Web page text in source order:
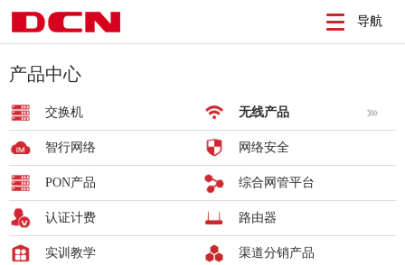
导航
产品中心
交换机 无线产品
智行网络 网络安全
PON产品 综合网管平台
认证计费 路由器
实训教学 渠道分销产品